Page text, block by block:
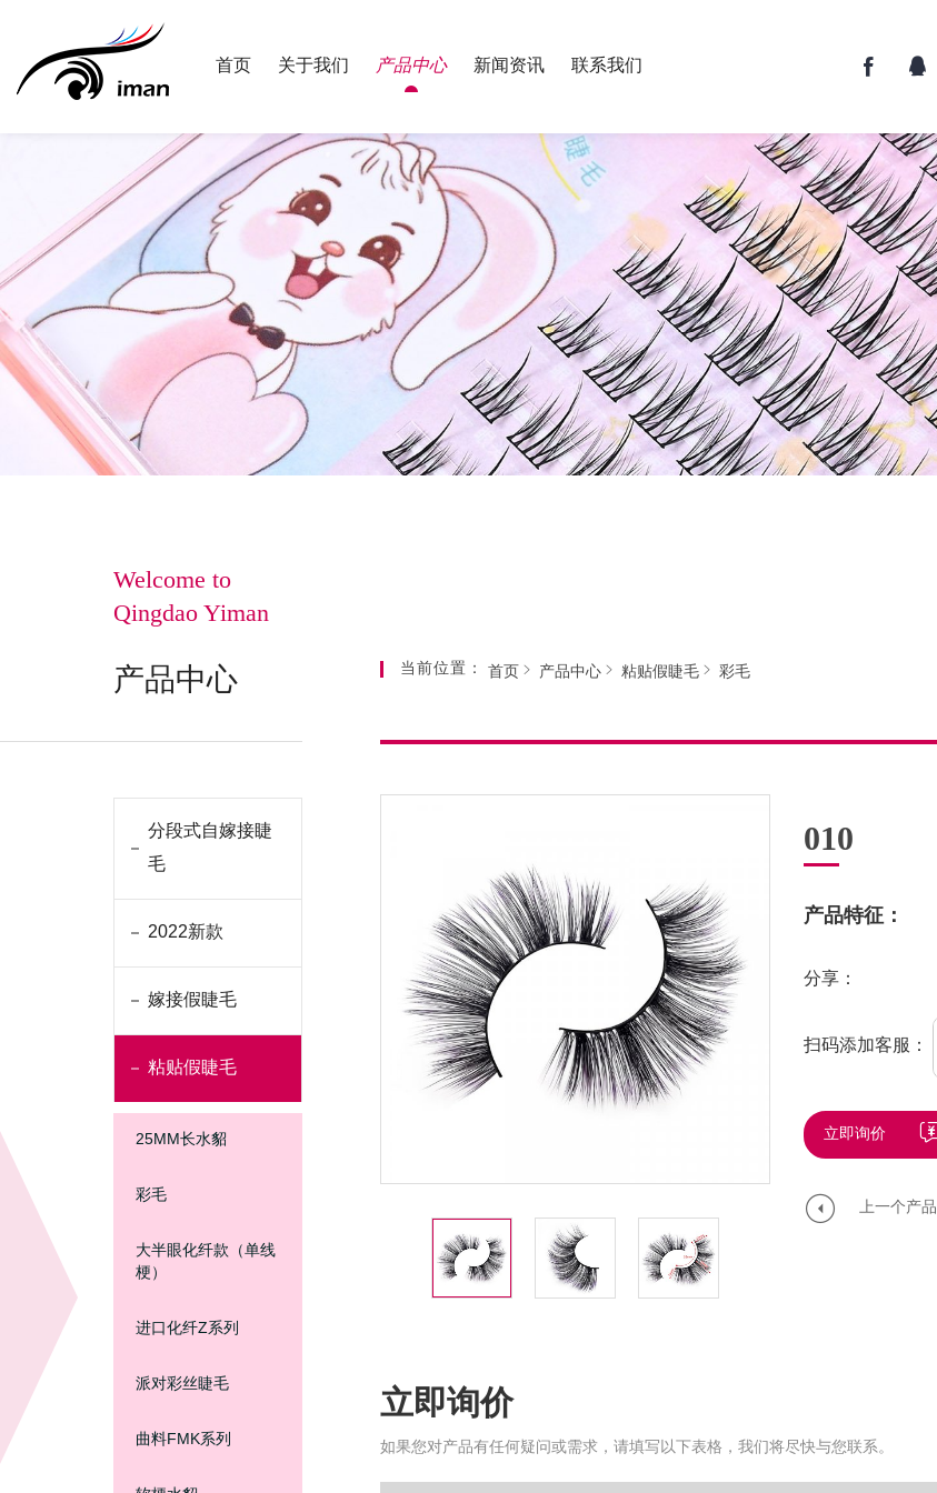
首页 关于我们 产品中心 新闻资讯 联系我们
Welcome to
Qingdao Yiman
产品中心
分段式自嫁接睫
毛
2022新款
嫁接假睫毛
粘贴假睫毛
25MM长水貂
彩毛
大半眼化纤款（单线
梗）
进口化纤Z系列
派对彩丝睫毛
曲料FMK系列
当前位置： 首页 产品中心 粘贴假睫毛 彩毛
010
产品特征：
分享：
扫码添加客服：
立即询价
上一个产品
立即询价
如果您对产品有任何疑问或需求，请填写以下表格，我们将尽快与您联系。